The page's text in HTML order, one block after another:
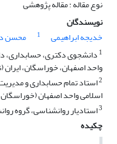
نوع مقاله : مقاله پژوهشی
نویسندگان
خدیجه ابراهیمی
1 محسن
1 دانشجوی دکتری، حسابداری،
واحد اصفهان، خوراسگان،
2استاد تمام حسابداری و
اسلامی واحد اصفهان
3استادیار روانشناسی، گروه
چکیده